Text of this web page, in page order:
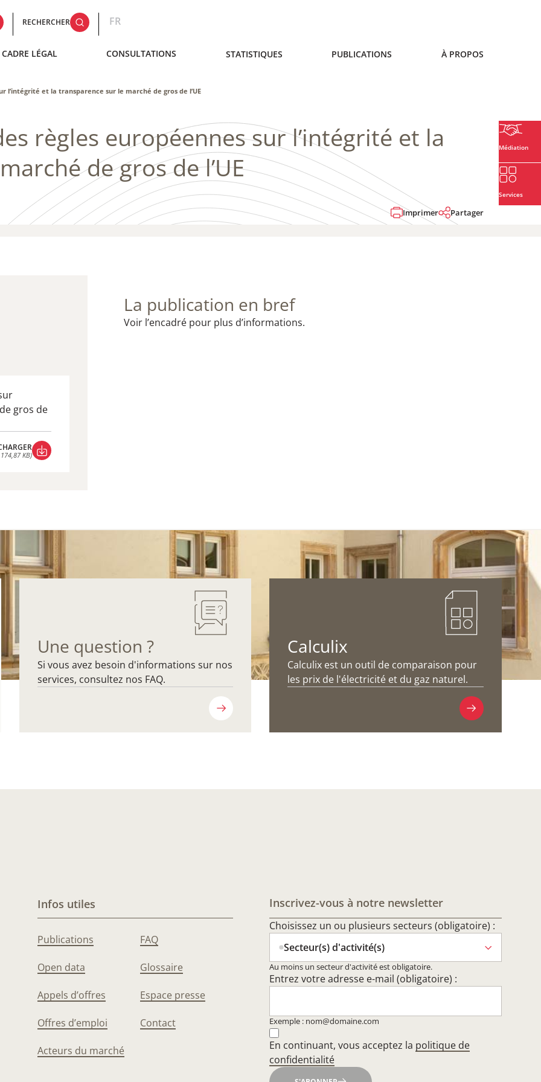
RECHERCHER FR
CADRE LÉGAL CONSULTATIONS STATISTIQUES PUBLICATIONS À PROPOS
l’intégrité et la transparence sur le marché de gros de l’UE
Médiation
Services
règles européennes sur l’intégrité et la
de gros de l’UE
Imprimer Partager
gros de
KB)
La publication en bref
Voir l’encadré pour plus d’informations.
Une question ?
Si vous avez besoin d'informations sur nos
services, consultez nos FAQ.
Calculix
Calculix est un outil de comparaison pour
les prix de l'électricité et du gaz naturel.
Infos utiles
Publications
Open data
Appels d’offres
Offres d’emploi
Acteurs du marché
FAQ
Glossaire
Espace presse
Contact
Inscrivez-vous à notre newsletter
Choisissez un ou plusieurs secteurs (obligatoire) :
Secteur(s) d'activité(s)
Au moins un secteur d'activité est obligatoire.
Entrez votre adresse e-mail (obligatoire) :
Exemple : nom@domaine.com
En continuant, vous acceptez la politique de
confidentialité